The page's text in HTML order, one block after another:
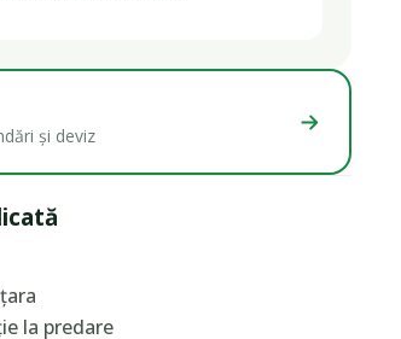
și deviz
la predare